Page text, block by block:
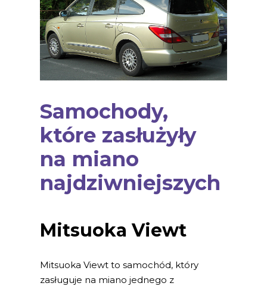
Samochody,
które zasłużyły
na miano
najdziwniejszych
Mitsuoka Viewt
Mitsuoka Viewt to samochód, który
zasługuje na miano jednego z